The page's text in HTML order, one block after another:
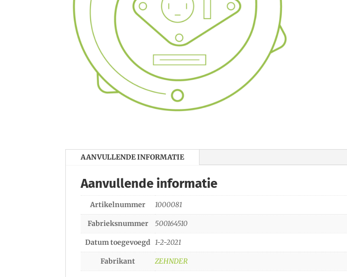
AANVULLENDE INFORMATIE
Aanvullende informatie
Artikelnummer 1000081
Fabrieksnummer 500164510
Datum toegevoegd 1-2-2021
Fabrikant ZEHNDER